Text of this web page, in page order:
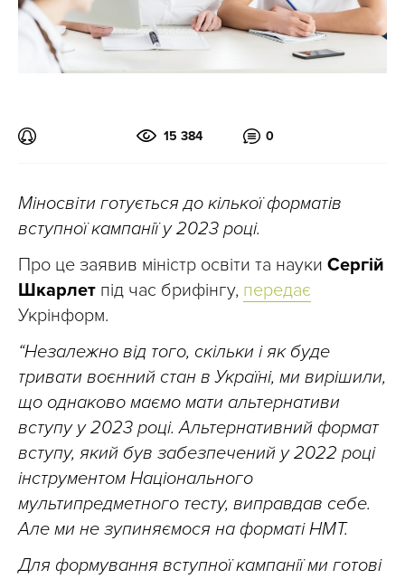
15 384 0
Міносвіти готується до кілької форматів
вступної кампанії у 2023 році.
Про це заявив міністр освіти та науки Сергій
Шкарлет під час брифінгу, передає
Укрінформ.
“Незалежно від того, скільки і як буде
тривати воєнний стан в Україні, ми вирішили,
що однаково маємо мати альтернативи
вступу у 2023 році. Альтернативний формат
вступу, який був забезпечений у 2022 році
інструментом Національного
мультипредметного тесту, виправдав себе.
Але ми не зупиняємося на форматі НМТ.
Для формування вступної кампанії ми готові